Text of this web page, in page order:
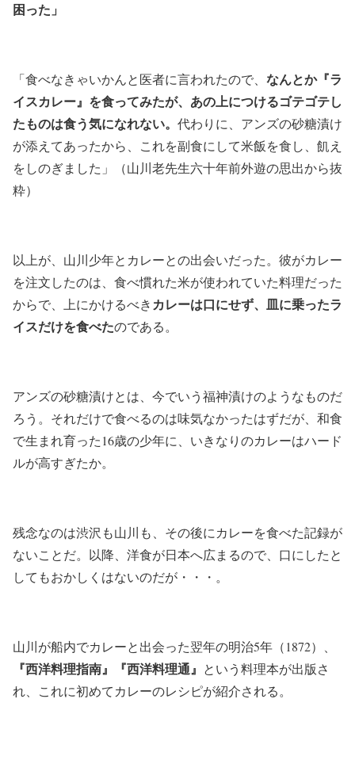
困った」
「食べなきゃいかんと医者に言われたので、 なんとか『ラ
イスカレー』を食ってみたが、あの上につけるゴテゴテし
たものは食う気になれない。 代わりに、アンズの砂糖漬け
が添えてあったから、これを副食にして米飯を食し、飢え
をしのぎました」（山川老先生六十年前外遊の思出から抜
粋）
以上が、山川少年とカレーとの出会いだった。彼がカレー
を注文したのは、食べ慣れた米が使われていた料理だった
からで、上にかけるべきカレーは口にせず、皿に乗ったラ
イスだけを食べたのである。
アンズの砂糖漬けとは、今でいう福神漬けのようなものだ
ろう。それだけで食べるのは味気なかったはずだが、和食
で生まれ育った16歳の少年に、いきなりのカレーはハード
ルが高すぎたか。
残念なのは渋沢も山川も、その後にカレーを食べた記録が
ないことだ。以降、洋食が日本へ広まるので、口にしたと
してもおかしくはないのだが・・・。
山川が船内でカレーと出会った翌年の明治5年（1872）、
『西洋料理指南』『西洋料理通』 という料理本が出版さ
れ、これに初めてカレーのレシピが紹介される。